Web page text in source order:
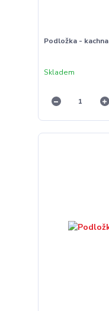
Podložka -
Skladem